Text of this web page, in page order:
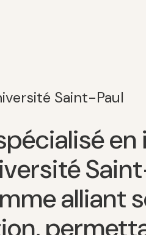
Saint-Paul
alliant